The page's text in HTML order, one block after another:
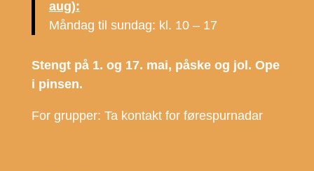
aug):
Måndag til sundag: kl. 10 – 17
Stengt på 1. og 17. mai, påske og jol. Ope
i pinsen.
For grupper: Ta kontakt for førespurnadar